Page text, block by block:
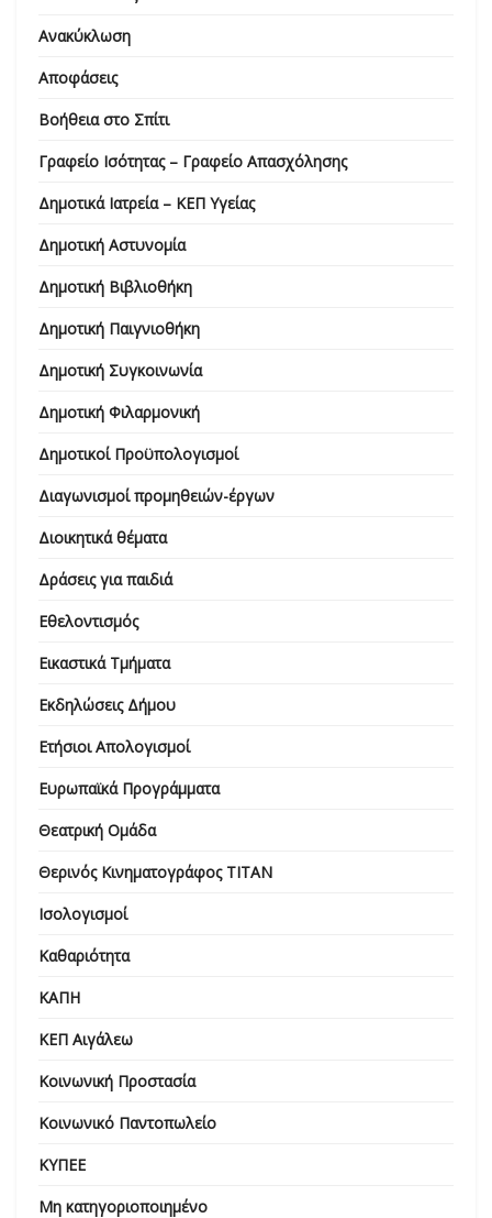
Ανακύκλωση
Αποφάσεις
Βοήθεια στο Σπίτι
Γραφείο Ισότητας – Γραφείο Απασχόλησης
Δημοτικά Ιατρεία – ΚΕΠ Υγείας
Δημοτική Αστυνομία
Δημοτική Βιβλιοθήκη
Δημοτική Παιγνιοθήκη
Δημοτική Συγκοινωνία
Δημοτική Φιλαρμονική
Δημοτικοί Προϋπολογισμοί
Διαγωνισμοί προμηθειών-έργων
Διοικητικά θέματα
Δράσεις για παιδιά
Εθελοντισμός
Εικαστικά Τμήματα
Εκδηλώσεις Δήμου
Ετήσιοι Απολογισμοί
Ευρωπαϊκά Προγράμματα
Θεατρική Ομάδα
Θερινός Κινηματογράφος ΤΙΤΑΝ
Ισολογισμοί
Καθαριότητα
ΚΑΠΗ
ΚΕΠ Αιγάλεω
Κοινωνική Προστασία
Κοινωνικό Παντοπωλείο
ΚΥΠΕΕ
Μη κατηγοριοποιημένο